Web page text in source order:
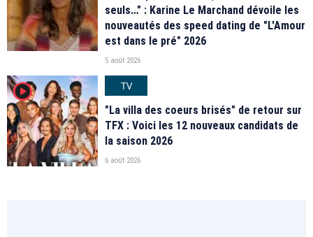
seuls…" : Karine Le Marchand dévoile les
nouveautés des speed dating de "L'Amour
est dans le pré" 2026
5 août 2026
player2
TV
"La villa des coeurs brisés" de retour sur
TFX : Voici les 12 nouveaux candidats de
la saison 2026
6 août 2026